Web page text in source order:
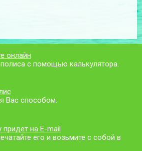
онлайн
с помощью калькулятора.
Вас способом.
придет на E-mail
его и возьмите с собой в